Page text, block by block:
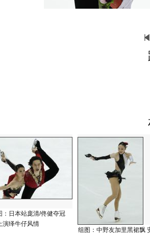
：日本站庞清/佟健夺冠
演绎牛仔风情
组图：中野友加里黑裙飘